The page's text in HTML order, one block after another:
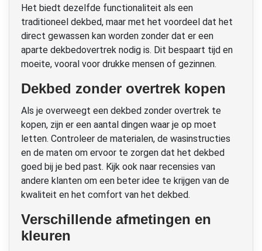
Het biedt dezelfde functionaliteit als een
traditioneel dekbed, maar met het voordeel dat het
direct gewassen kan worden zonder dat er een
aparte dekbedovertrek nodig is. Dit bespaart tijd en
moeite, vooral voor drukke mensen of gezinnen.
Dekbed zonder overtrek kopen
Als je overweegt een dekbed zonder overtrek te
kopen, zijn er een aantal dingen waar je op moet
letten. Controleer de materialen, de wasinstructies
en de maten om ervoor te zorgen dat het dekbed
goed bij je bed past. Kijk ook naar recensies van
andere klanten om een beter idee te krijgen van de
kwaliteit en het comfort van het dekbed.
Verschillende afmetingen en
kleuren